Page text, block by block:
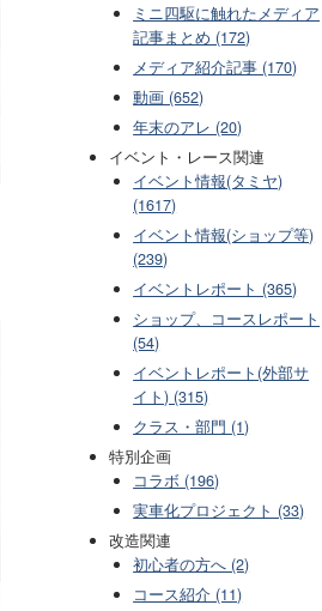
ミニ四駆に触れたメディア
記事まとめ (172)
メディア紹介記事 (170)
動画 (652)
年末のアレ (20)
イベント・レース関連
イベント情報(タミヤ)
(1617)
イベント情報(ショップ等)
(239)
イベントレポート (365)
ショップ、コースレポート
(54)
イベントレポート(外部サ
イト) (315)
クラス・部門 (1)
特別企画
コラボ (196)
実車化プロジェクト (33)
改造関連
初心者の方へ (2)
コース紹介 (11)